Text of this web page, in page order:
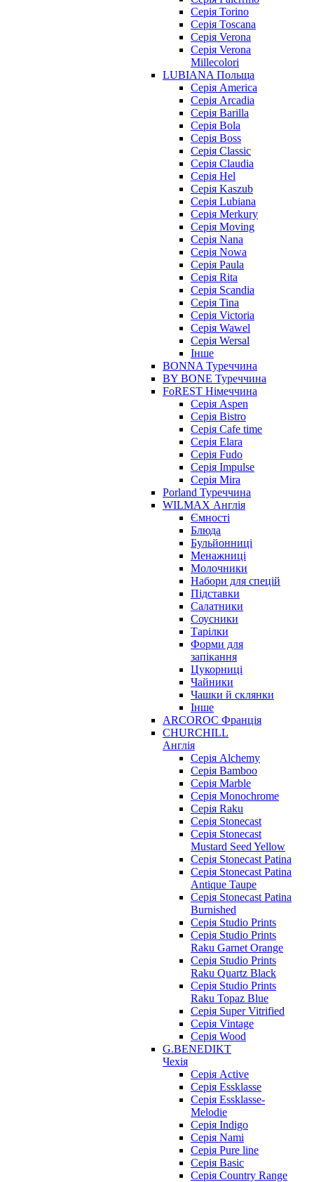
Серія Torino
Серія Toscana
Серія Verona
Серія Verona
Millecolori
LUBIANA Польща
Серія America
Серія Arcadia
Серія Barilla
Серія Bola
Серія Boss
Серія Classic
Серія Claudia
Серія Hel
Серія Kaszub
Серія Lubiana
Серія Merkury
Серія Moving
Серія Nana
Серія Nowa
Серія Paula
Серія Rita
Серія Scandia
Серія Tina
Серія Victoria
Серія Wawel
Серія Wersal
Інше
BONNA Туреччина
BY BONE Туреччина
FoREST Німеччина
Серія Aspen
Серія Bistro
Серія Cafe time
Серія Elara
Серія Fudo
Серія Impulse
Серія Mira
Porland Туреччина
WILMAX Англія
Ємності
Блюда
Бульйонниці
Менажниці
Молочники
Набори для спецій
Підставки
Салатники
Соусники
Тарілки
Форми для
запікання
Цукорниці
Чайники
Чашки й склянки
Інше
ARCOROC Франція
CHURCHILL
Англія
Серія Alchemy
Серія Bamboo
Серія Marble
Серія Monochrome
Серія Raku
Серія Stonecast
Серія Stonecast
Mustard Seed Yellow
Серія Stonecast Patina
Серія Stonecast Patina
Antique Taupe
Серія Stonecast Patina
Burnished
Серія Studio Prints
Серія Studio Prints
Raku Garnet Orange
Серія Studio Prints
Raku Quartz Black
Серія Studio Prints
Raku Topaz Blue
Серія Super Vitrified
Серія Vintage
Серія Wood
G.BENEDIKT
Чехія
Cерія Active
Cерія Essklasse
Cерія Essklasse-
Melodie
Cерія Indigo
Cерія Nami
Cерія Pure line
Серія Basic
Серія Country Range